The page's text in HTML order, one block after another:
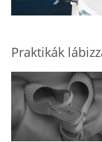
Praktikák